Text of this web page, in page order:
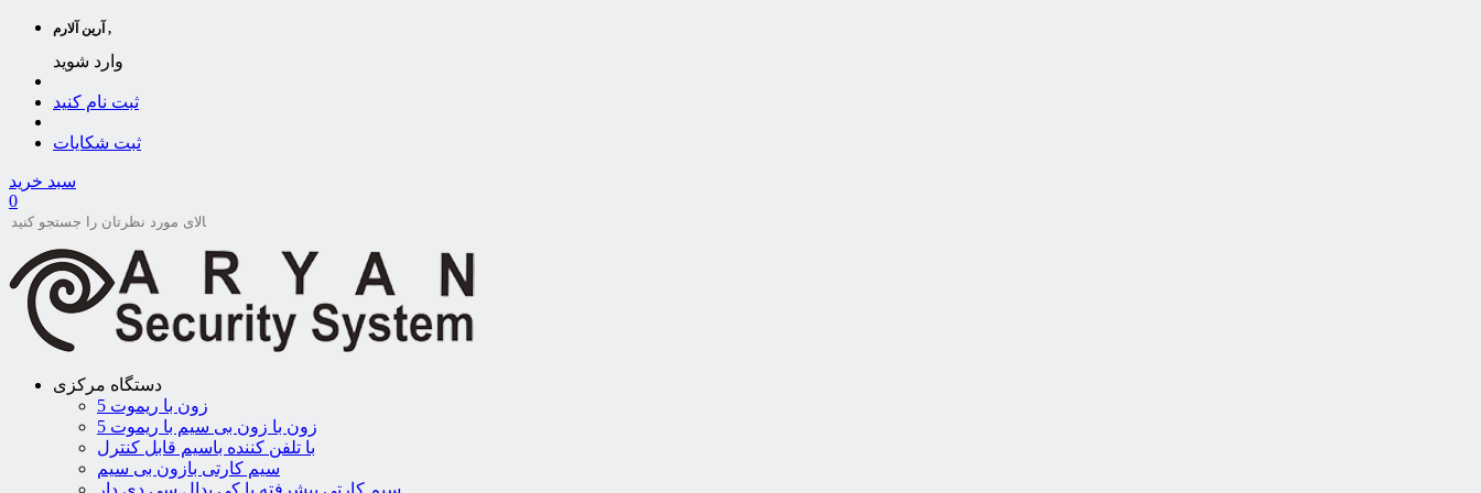
آرین آلارم ,
وارد شوید
ثبت نام کنید
ثبت شکایات
سبد خرید
0
دستگاه مرکزی
5 زون با ریموت
5 زون با زون بی سیم با ریموت
با تلفن کننده باسیم قابل کنترل
سیم کارتی بازون بی سیم
سیم کارتی پیشرفته با کی پدال سی دی دار